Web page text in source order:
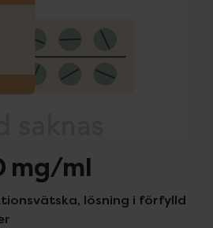
mg/ml
lösning i förfylld